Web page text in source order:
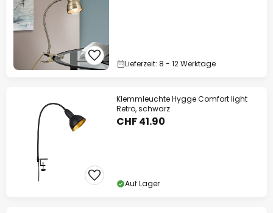
Lieferzeit: 8 - 12 Werktage
Klemmleuchte Hygge Comfort light
Retro, schwarz
CHF 41.90
Auf Lager